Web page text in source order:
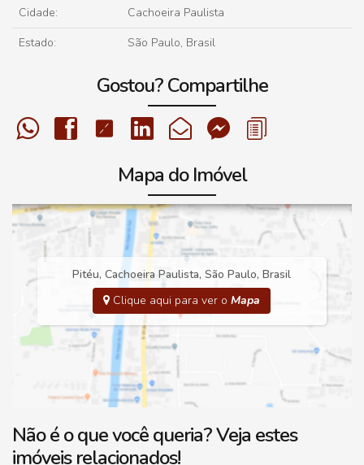
Cidade:
Cachoeira Paulista
Estado:
São Paulo, Brasil
Gostou? Compartilhe
Mapa do Imóvel
Pitéu,Cachoeira Paulista,São Paulo,Brasil
Clique aqui para ver oMapa
Não é o que você queria? Veja estes
imóveis relacionados!